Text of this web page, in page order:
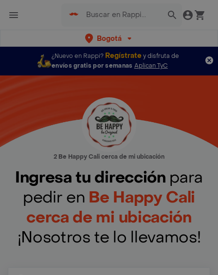
Bogotá
¿Nuevo en Rappi? Regístratey disfruta de
envíos gratis por semanas Aplican TyC
2 Be Happy Cali cerca de mi ubicación
Ingresa tu dirección para
pedir en Be Happy Cali
cerca de mi ubicación
¡Nosotros te lo llevamos!